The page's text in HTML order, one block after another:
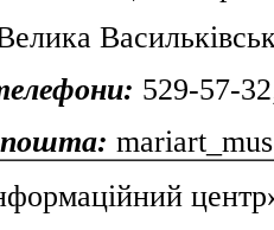
Велика
529-57-
пошта: